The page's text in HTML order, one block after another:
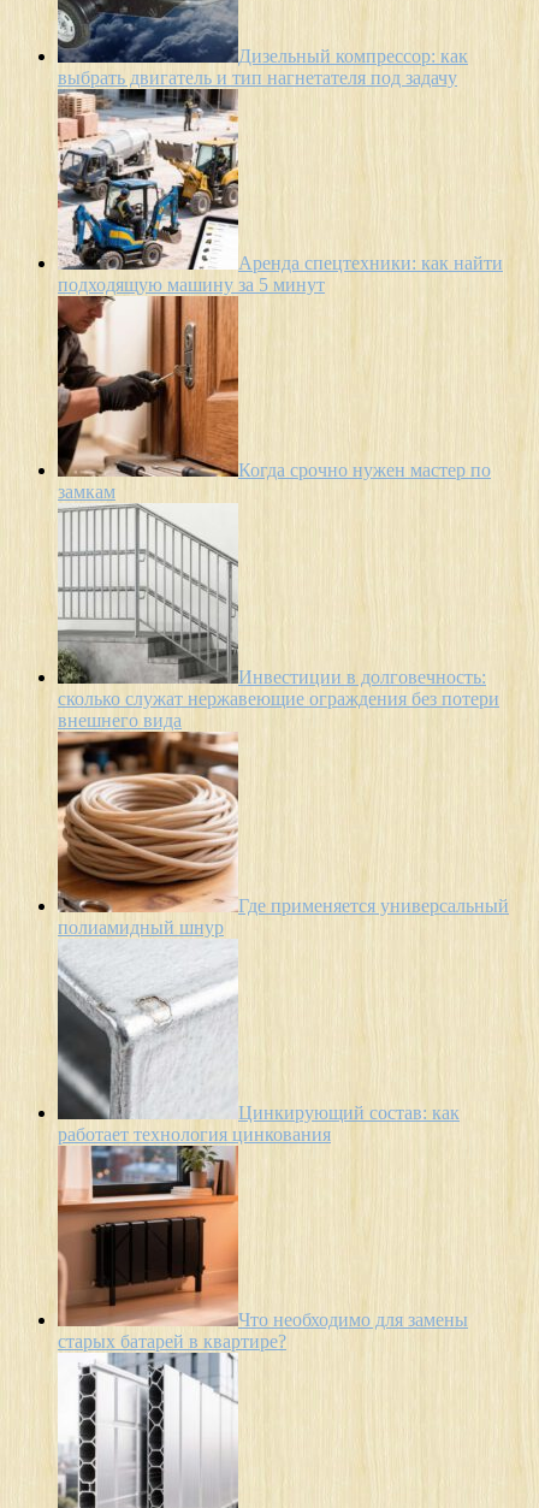
Дизельный компрессор: как
выбрать двигатель и тип нагнетателя под задачу
Аренда спецтехники: как найти
подходящую машину за 5 минут
Когда срочно нужен мастер по
замкам
Инвестиции в долговечность:
сколько служат нержавеющие ограждения без потери
внешнего вида
Где применяется универсальный
полиамидный шнур
Цинкирующий состав: как
работает технология цинкования
Что необходимо для замены
старых батарей в квартире?